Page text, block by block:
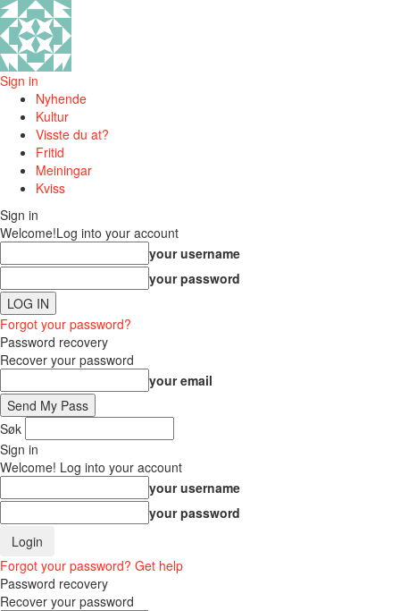
Sign in
Nyhende
Kultur
Visste du at?
Fritid
Meiningar
Kviss
Sign in
Welcome!Log into your account
your username
your password
Forgot your password?
Password recovery
Recover your password
your email
Søk
Sign in
Welcome! Log into your account
your username
your password
Forgot your password? Get help
Password recovery
Recover your password